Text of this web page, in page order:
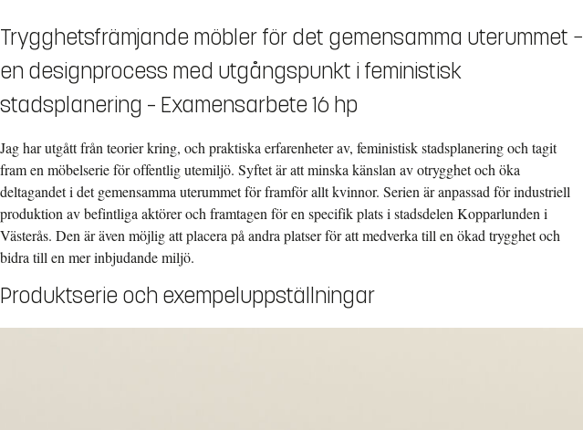
Trygghetsfrämjande möbler för det gemensamma uterummet −
en designprocess med utgångspunkt i feministisk
stadsplanering – Examensarbete 16 hp
Jag har utgått från teorier kring, och praktiska erfarenheter av, feministisk stadsplanering och tagit
fram en möbelserie för offentlig utemiljö. Syftet är att minska känslan av otrygghet och öka
deltagandet i det gemensamma uterummet för framför allt kvinnor. Serien är anpassad för industriell
produktion av befintliga aktörer och framtagen för en specifik plats i stadsdelen Kopparlunden i
Västerås. Den är även möjlig att placera på andra platser för att medverka till en ökad trygghet och
bidra till en mer inbjudande miljö.
Produktserie och exempeluppställningar